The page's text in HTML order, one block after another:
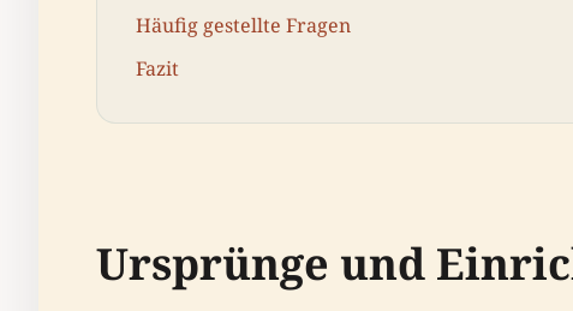
Häufig gestellte Fragen
Fazit
Ursprünge und